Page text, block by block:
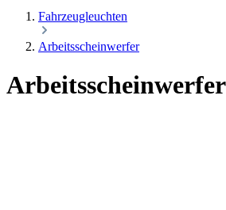
Fahrzeugleuchten
Arbeitsscheinwerfer
Arbeitsscheinwerfer